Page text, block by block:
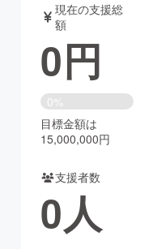
ゲーム・サ
書籍・雑誌
チャレンジ
現在の支援総
額
0円
0%
目標金額は
15,000,000円
支援者数
0人